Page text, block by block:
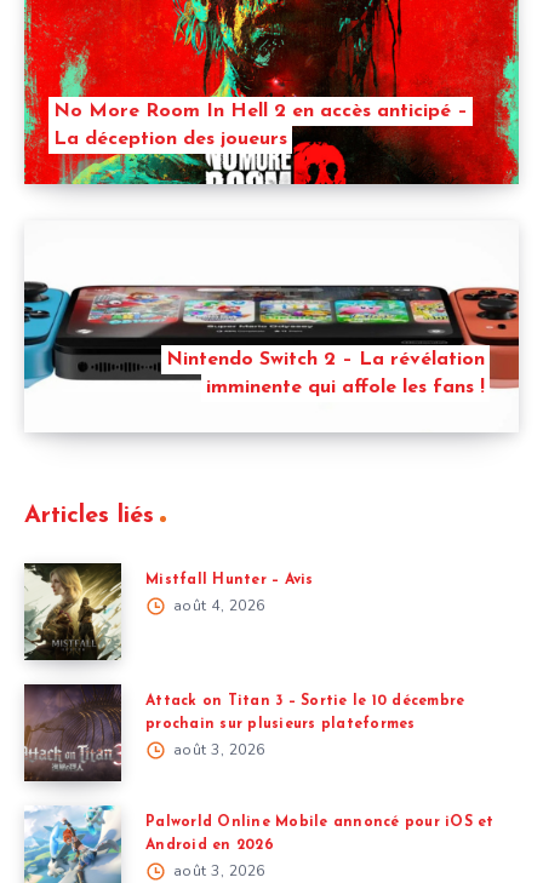
No More Room In Hell 2 en accès anticipé –
La déception des joueurs
Nintendo Switch 2 – La révélation
imminente qui affole les fans !
Articles liés
Mistfall Hunter – Avis
août 4, 2026
Attack on Titan 3 – Sortie le 10 décembre
prochain sur plusieurs plateformes
août 3, 2026
Palworld Online Mobile annoncé pour iOS et
Android en 2026
août 3, 2026